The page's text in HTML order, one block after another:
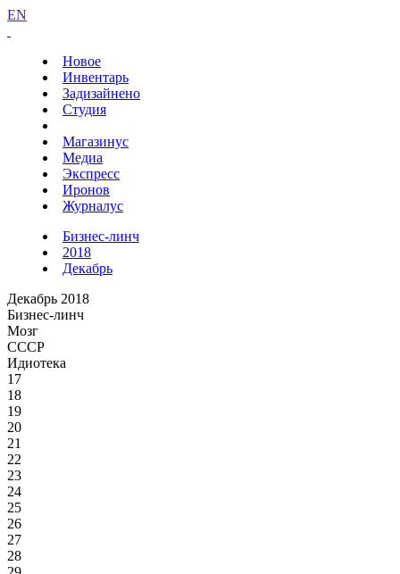
EN
Новое
Инвентарь
Задизайнено
Студия
Магазинус
Медиа
Экспресс
Иронов
Журналус
Бизнес-линч
2018
Декабрь
Декабрь 2018
Бизнес-линч
Мозг
СССР
Идиотека
17
18
19
20
21
22
23
24
25
26
27
28